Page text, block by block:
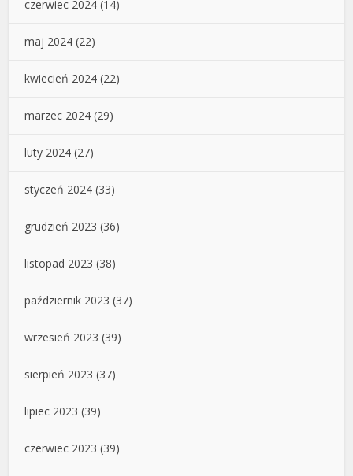
czerwiec 2024 (14)
maj 2024 (22)
kwiecień 2024 (22)
marzec 2024 (29)
luty 2024 (27)
styczeń 2024 (33)
grudzień 2023 (36)
listopad 2023 (38)
październik 2023 (37)
wrzesień 2023 (39)
sierpień 2023 (37)
lipiec 2023 (39)
czerwiec 2023 (39)